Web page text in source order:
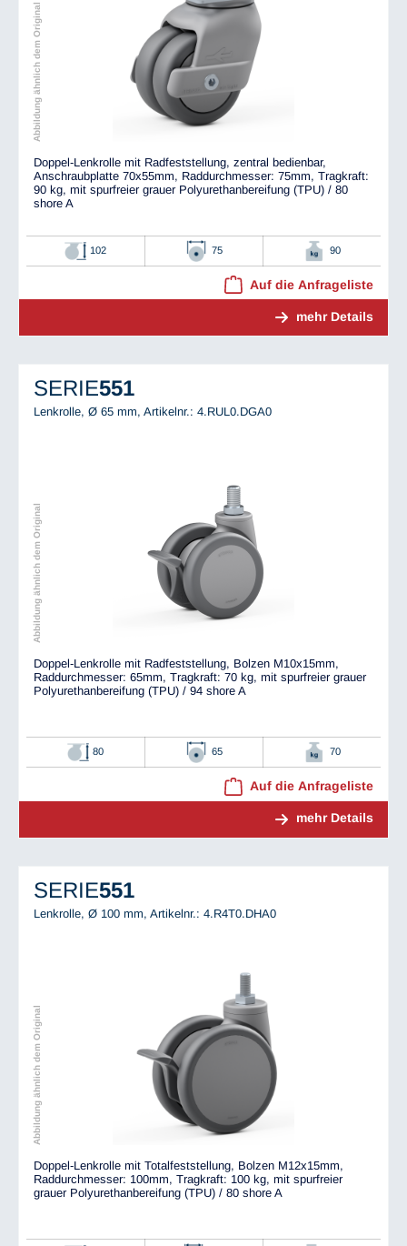
Abbildung ähnlich dem Original
Doppel-Lenkrolle mit Radfeststellung, zentral bedienbar,
Anschraubplatte 70x55mm, Raddurchmesser: 75mm, Tragkraft:
90 kg, mit spurfreier grauer Polyurethanbereifung (TPU) / 80
shore A
102 75 90
Auf die Anfrageliste
mehr Details
SERIE551
Lenkrolle, Ø 65 mm, Artikelnr.: 4.RUL0.DGA0
Abbildung ähnlich dem Original
Doppel-Lenkrolle mit Radfeststellung, Bolzen M10x15mm,
Raddurchmesser: 65mm, Tragkraft: 70 kg, mit spurfreier grauer
Polyurethanbereifung (TPU) / 94 shore A
80 65 70
Auf die Anfrageliste
mehr Details
SERIE551
Lenkrolle, Ø 100 mm, Artikelnr.: 4.R4T0.DHA0
Abbildung ähnlich dem Original
Doppel-Lenkrolle mit Totalfeststellung, Bolzen M12x15mm,
Raddurchmesser: 100mm, Tragkraft: 100 kg, mit spurfreier
grauer Polyurethanbereifung (TPU) / 80 shore A